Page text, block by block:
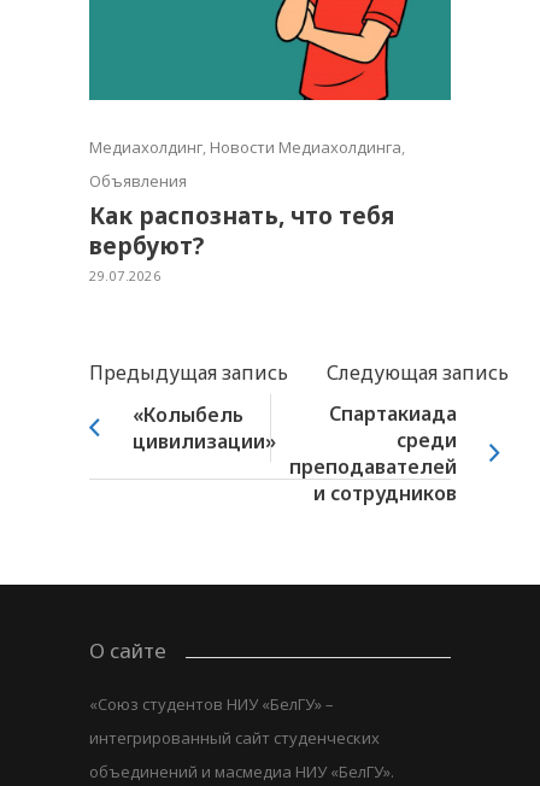
Медиахолдинг, Новости Медиахолдинга,
Объявления
Как распознать, что тебя
вербуют?
29.07.2026
Предыдущая запись
Следующая запись
«Колыбель
цивилизации»
Спартакиада
среди
преподавателей
и сотрудников
О сайте
«Союз студентов НИУ «БелГУ» –
интегрированный сайт студенческих
объединений и масмедиа НИУ «БелГУ».